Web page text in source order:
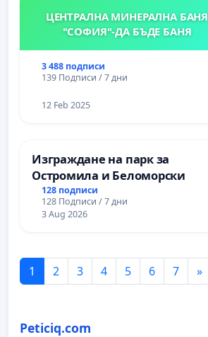
ЦЕНТРАЛНА МИНЕРАЛНА БАНЯ
"СОФИЯ"-ДА БЪДЕ БАНЯ
3 488 подписи
139 Подписи / 7 дни
12 Feb 2025
Изграждане на парк за
Остромила и Беломорски
128 подписи
128 Подписи / 7 дни
3 Aug 2026
1 2 3 4 5 6 7 »
Peticiq.com